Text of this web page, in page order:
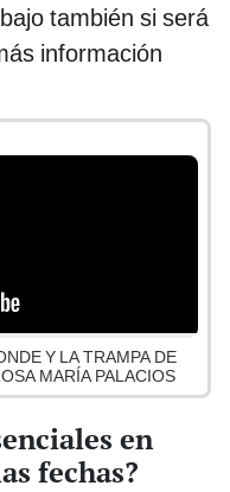
también si será
información
Y LA TRAMPA DE
MARÍA PALACIOS
en
fechas?